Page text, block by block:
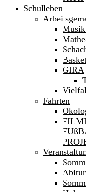
Schulleben
GIRA
Fahrten